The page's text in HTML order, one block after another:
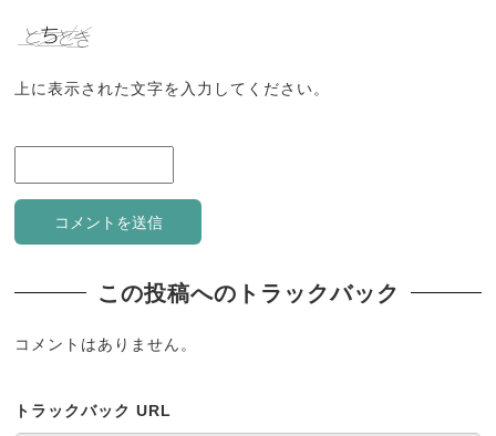
上に表示された文字を入力してください。
この投稿へのトラックバック
コメントはありません。
トラックバック URL